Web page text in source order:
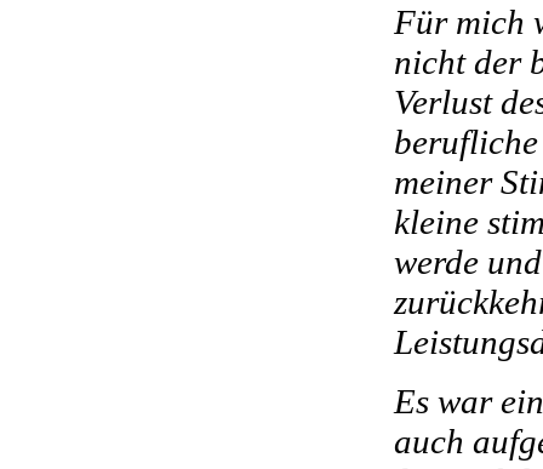
Für mich
nicht der
Verlust
meiner
kleine
werde
Es war
auch